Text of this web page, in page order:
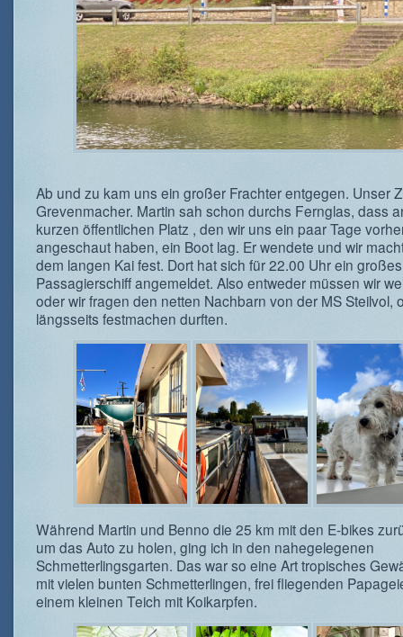
Ab und zu kam uns ein großer Frachter entgegen. Unser
Grevenmacher. Martin sah schon durchs Fernglas, dass
kurzen öffentlichen Platz , den wir uns ein paar Tage
angeschaut haben, ein Boot lag. Er wendete und wir
dem langen Kai fest. Dort hat sich für 22.00 Uhr ein großes
Passagierschiff angemeldet. Also entweder müssen wir
oder wir fragen den netten Nachbarn von der MS Steilvol,
längsseits festmachen durften.
Während Martin und Benno die 25 km mit den E-bikes
um das Auto zu holen, ging ich in den nahegelegenen
Schmetterlingsgarten. Das war so eine Art tropisches
mit vielen bunten Schmetterlingen, frei fliegenden
einem kleinen Teich mit Koikarpfen.